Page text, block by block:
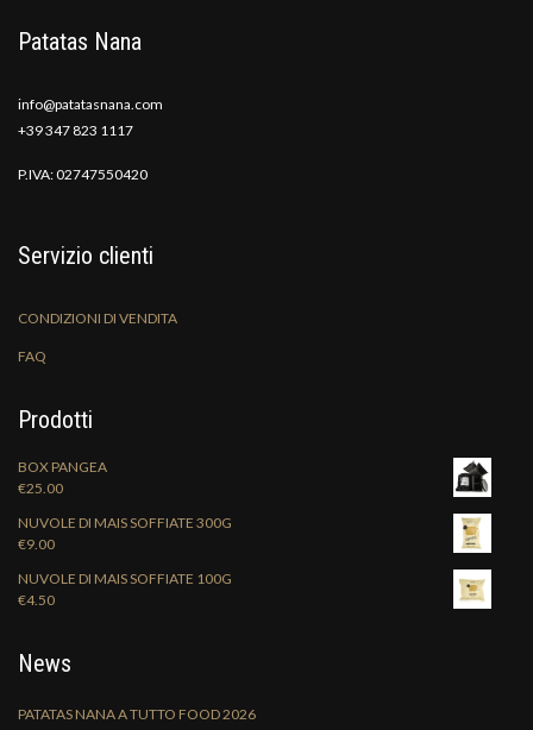
Patatas Nana
info@patatasnana.com
+39 347 823 1117
P.IVA: 02747550420
Servizio clienti
CONDIZIONI DI VENDITA
FAQ
Prodotti
BOX PANGEA
€25.00
NUVOLE DI MAIS SOFFIATE 300G
€9.00
NUVOLE DI MAIS SOFFIATE 100G
€4.50
News
PATATAS NANA A TUTTO FOOD 2026